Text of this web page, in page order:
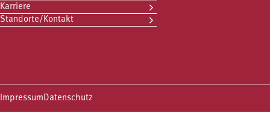
Karriere
Standorte/Kontakt
Impressum Datenschutz